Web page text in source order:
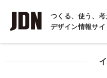
つくる、使う、
デザイン情報サイ
INTERVIEW
インタビュー